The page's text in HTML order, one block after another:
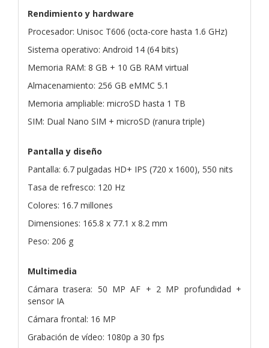
Rendimiento y hardware
Procesador: Unisoc T606 (octa-core hasta 1.6 GHz)
Sistema operativo: Android 14 (64 bits)
Memoria RAM: 8 GB + 10 GB RAM virtual
Almacenamiento: 256 GB eMMC 5.1
Memoria ampliable: microSD hasta 1 TB
SIM: Dual Nano SIM + microSD (ranura triple)
Pantalla y diseño
Pantalla: 6.7 pulgadas HD+ IPS (720 x 1600), 550 nits
Tasa de refresco: 120 Hz
Colores: 16.7 millones
Dimensiones: 165.8 x 77.1 x 8.2 mm
Peso: 206 g
Multimedia
Cámara trasera: 50 MP AF + 2 MP profundidad +
sensor IA
Cámara frontal: 16 MP
Grabación de vídeo: 1080p a 30 fps